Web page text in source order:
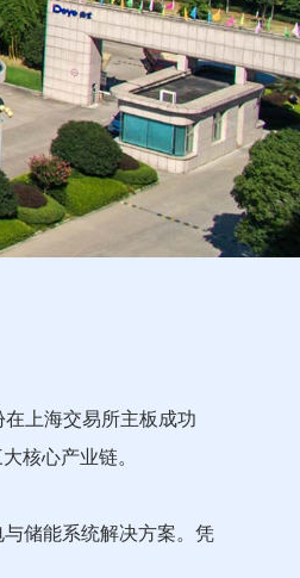
上海交易所主板成功
核心产业链。
储能系统解决方案。凭